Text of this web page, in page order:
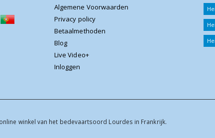
Algemene Voorwaarden
Privacy policy
Betaalmethoden
Blog
Live Video+
Inloggen
winkel van het bedevaartsoord Lourdes in Frankrijk.